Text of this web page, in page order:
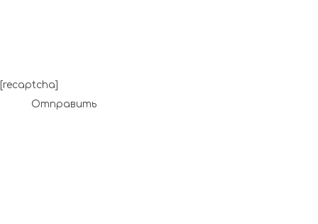
[recaptcha]